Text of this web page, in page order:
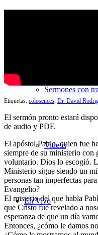
Sermones con
Videos
En Vivo
Etiquetas: colosences Dr. David
El sermón pronto estará
de audio y PDF.
El apóstol Pablo, quien fue
siempre de su ministerio
voluntario. Dios lo escogió.
Ministerio sigue siendo un
personas tan imperfectas
Evangelio?
El misterio del que habla
que Cristo fue revelado a
esperanza de que un día
Entonces, ¿cómo le damos